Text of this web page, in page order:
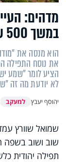
מדהים:
במשך 500 שנה
הוא מנסה את
את נוסח התפילה
הציע לומר "שמע
לא יודעת מה זה
יהוסף יעבץ למעקב
שמואל שוורץ
שוב ושוב בשפה
תפילה יהודית